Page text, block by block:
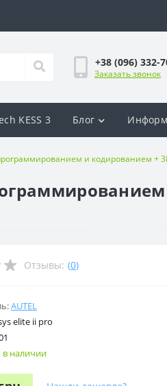
+38 (096) 332-
Заказать звонок
KESS 3 Блог
и кодированием +
Отзывы: (0)
AUTEL
elite ii pro
в наличии